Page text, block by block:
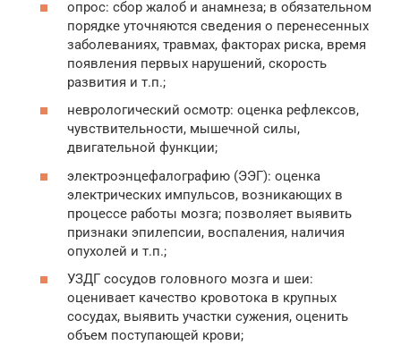
опрос: сбор жалоб и анамнеза; в обязательном
порядке уточняются сведения о перенесенных
заболеваниях, травмах, факторах риска, время
появления первых нарушений, скорость
развития и т.п.;
неврологический осмотр: оценка рефлексов,
чувствительности, мышечной силы,
двигательной функции;
электроэнцефалографию (ЭЭГ): оценка
электрических импульсов, возникающих в
процессе работы мозга; позволяет выявить
признаки эпилепсии, воспаления, наличия
опухолей и т.п.;
УЗДГ сосудов головного мозга и шеи:
оценивает качество кровотока в крупных
сосудах, выявить участки сужения, оценить
объем поступающей крови;